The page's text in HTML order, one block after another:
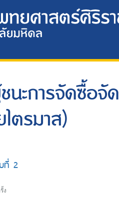
ะการจัดซื้อจั
ตรมาส)
ที่ 2
ง